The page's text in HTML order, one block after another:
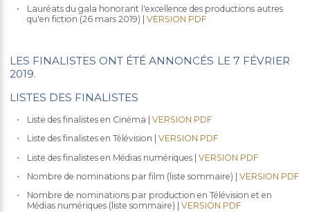
Lauréats du gala honorant l'excellence des productions autres
qu'en fiction (26 mars 2019) | VERSION PDF
LES FINALISTES ONT ÉTÉ ANNONCÉS LE 7 FÉVRIER
2019.
LISTES DES FINALISTES
Liste des finalistes en Cinéma |VERSION PDF
Liste des finalistes en Télévision |VERSION PDF
Liste des finalistes en Médias numériques |VERSION PDF
Nombre de nominations par film (liste sommaire) |VERSION PDF
Nombre de nominations par production en Télévision et en
Médias numériques (liste sommaire) |VERSION PDF